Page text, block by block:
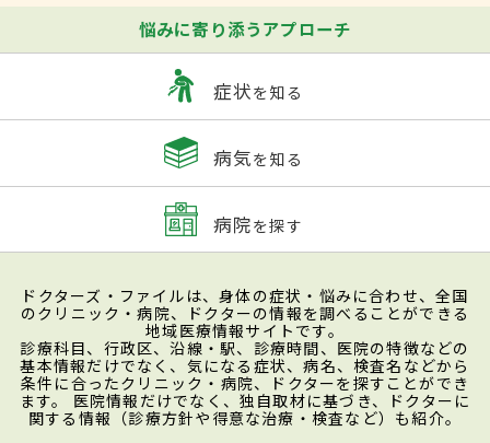
悩みに寄り添うアプローチ
症状を知る
病気を知る
病院を探す
ドクターズ・ファイルは、身体の症状・悩みに合わせ、全国
のクリニック・病院、ドクターの情報を調べることができる
地域医療情報サイトです。
診療科目、行政区、沿線・駅、診療時間、医院の特徴などの
基本情報だけでなく、気になる症状、病名、検査名などから
条件に合ったクリニック・病院、ドクターを探すことができ
ます。 医院情報だけでなく、独自取材に基づき、ドクターに
関する情報（診療方針や得意な治療・検査など）も紹介。